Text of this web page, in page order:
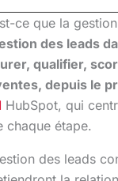
ce que la
des leads
qualifier,
depuis le
HubSpot, qui
chaque étape.
des leads